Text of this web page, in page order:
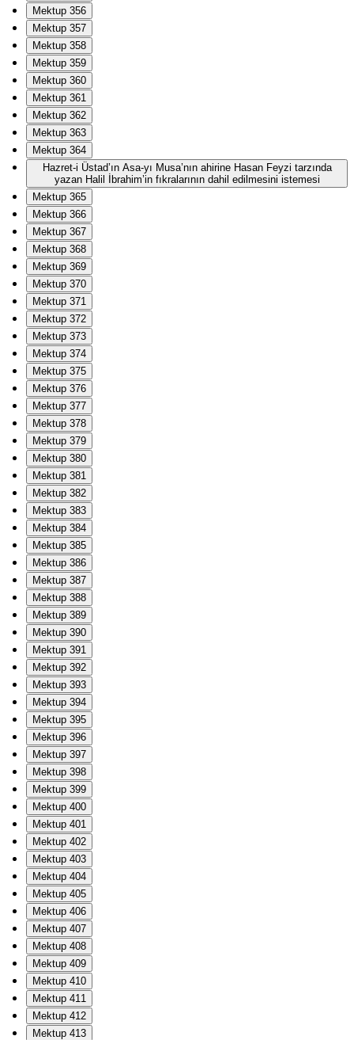
Mektup 356
Mektup 357
Mektup 358
Mektup 359
Mektup 360
Mektup 361
Mektup 362
Mektup 363
Mektup 364
Hazret-i Üstad’ın Asa-yı Musa’nın ahirine Hasan Feyzi tarzında
yazan Halil İbrahim’in fıkralarının dahil edilmesini istemesi
Mektup 365
Mektup 366
Mektup 367
Mektup 368
Mektup 369
Mektup 370
Mektup 371
Mektup 372
Mektup 373
Mektup 374
Mektup 375
Mektup 376
Mektup 377
Mektup 378
Mektup 379
Mektup 380
Mektup 381
Mektup 382
Mektup 383
Mektup 384
Mektup 385
Mektup 386
Mektup 387
Mektup 388
Mektup 389
Mektup 390
Mektup 391
Mektup 392
Mektup 393
Mektup 394
Mektup 395
Mektup 396
Mektup 397
Mektup 398
Mektup 399
Mektup 400
Mektup 401
Mektup 402
Mektup 403
Mektup 404
Mektup 405
Mektup 406
Mektup 407
Mektup 408
Mektup 409
Mektup 410
Mektup 411
Mektup 412
Mektup 413